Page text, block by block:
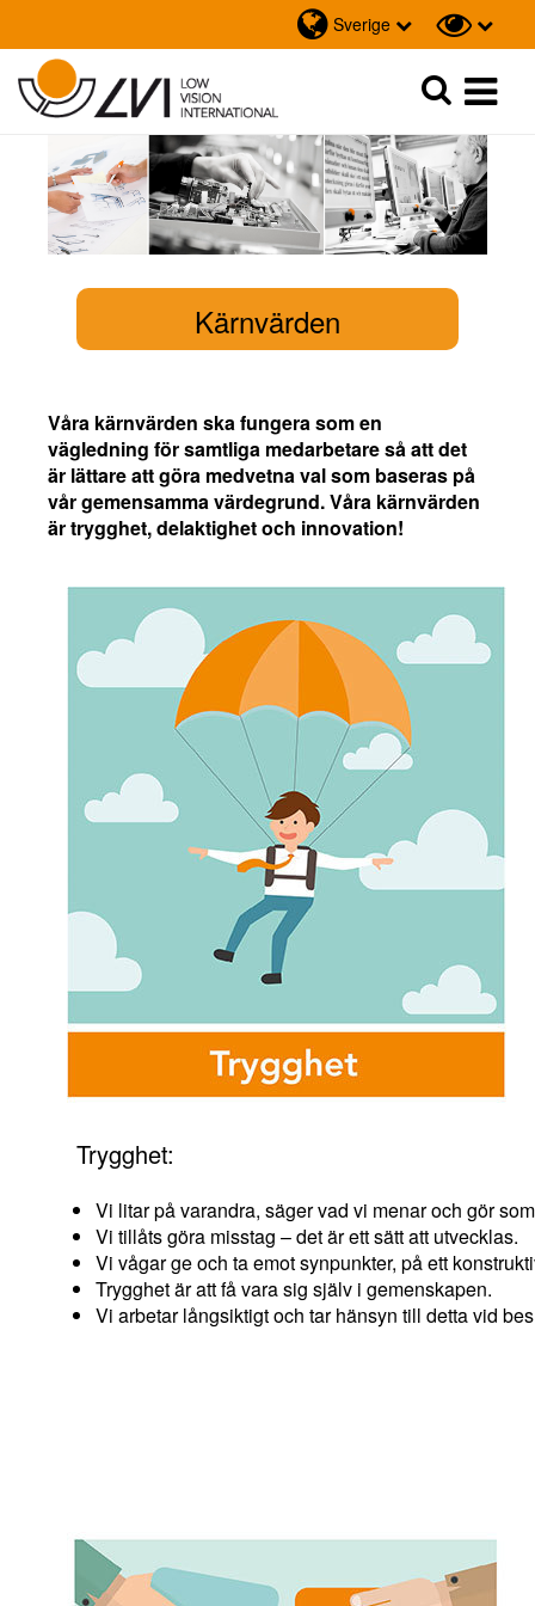
Sverige
Sök
Kärnvärden
Våra kärnvärden ska fungera som en
vägledning för samtliga medarbetare så att det
är lättare att göra medvetna val som baseras på
vår gemensamma värdegrund. Våra kärnvärden
är trygghet, delaktighet och innovation!
Trygghet:
Vi litar på varandra, säger vad vi menar och gör
Vi tillåts göra misstag – det är ett sätt att utvecklas.
Vi vågar ge och ta emot synpunkter, på ett
Trygghet är att få vara sig själv i gemenskapen.
Vi arbetar långsiktigt och tar hänsyn till detta vid